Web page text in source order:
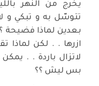
يخرج من النهر
تتوسّل به و تبكي و
بعدين لماذا فضيحة
ازرها . . لكن لماذا
لاتزال باردة . .
بس ليش ؟؟